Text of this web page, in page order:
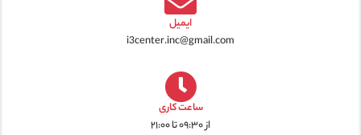
ایمیل
i3center.inc@gmail.com
ساعت کاری
از ۰۹:۳۰ تا ۲۱:۰۰